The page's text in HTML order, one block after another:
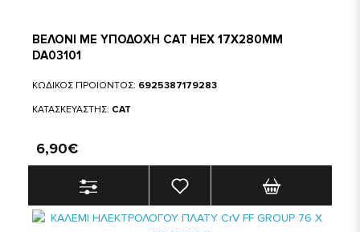
ΒΕΛΟΝΙ ΜΕ ΥΠΟΔΟΧΗ CAT HEX 17X280MM
DA03101
ΚΩΔΙΚΟΣ ΠΡΟΙΟΝΤΟΣ: 6925387179283
ΚΑΤΑΣΚΕΥΑΣΤΗΣ: CAT
6,90€